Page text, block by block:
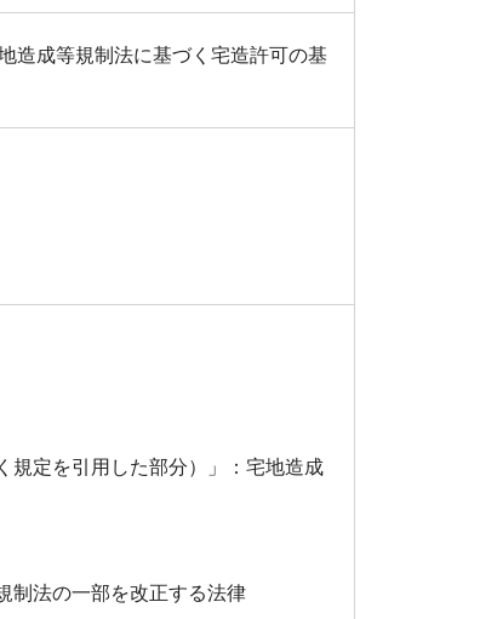
造成等規制法に基づく宅造許可の基
規定を引用した部分）」：宅地造成
制法の一部を改正する法律